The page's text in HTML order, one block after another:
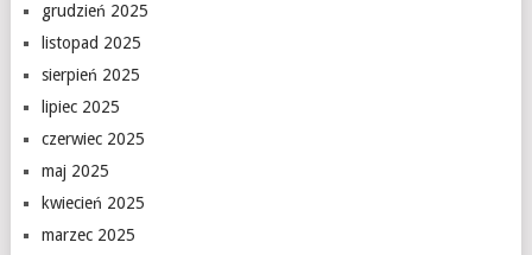
grudzień 2025
listopad 2025
sierpień 2025
lipiec 2025
czerwiec 2025
maj 2025
kwiecień 2025
marzec 2025